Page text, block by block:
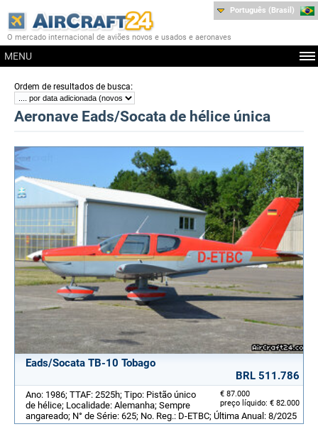
O mercado internacional de aviões novos e usados e aeronaves
MENU
Português (Brasil)
Ordem de resultados de busca:
Aeronave Eads/Socata de hélice única
Eads/Socata TB-10 Tobago
BRL 511.786
€ 87.000
preço líquido: € 82.000
Ano: 1986; TTAF: 2525h; Tipo: Pistão único
de hélice; Localidade: Alemanha; Sempre
angareado; N° de Série: 625; No. Reg.: D-ETBC; Última Anual: 8/2025